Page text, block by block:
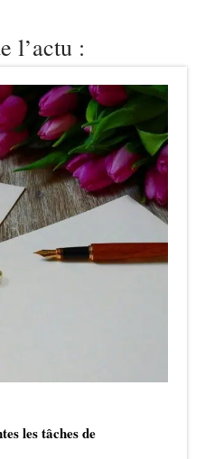
l’actu :
les tâches de